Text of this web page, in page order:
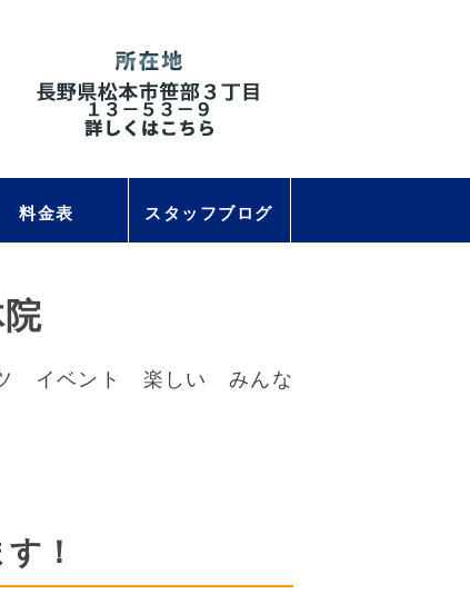
料金表 スタッフブログ
イベント 楽しい みんな
！